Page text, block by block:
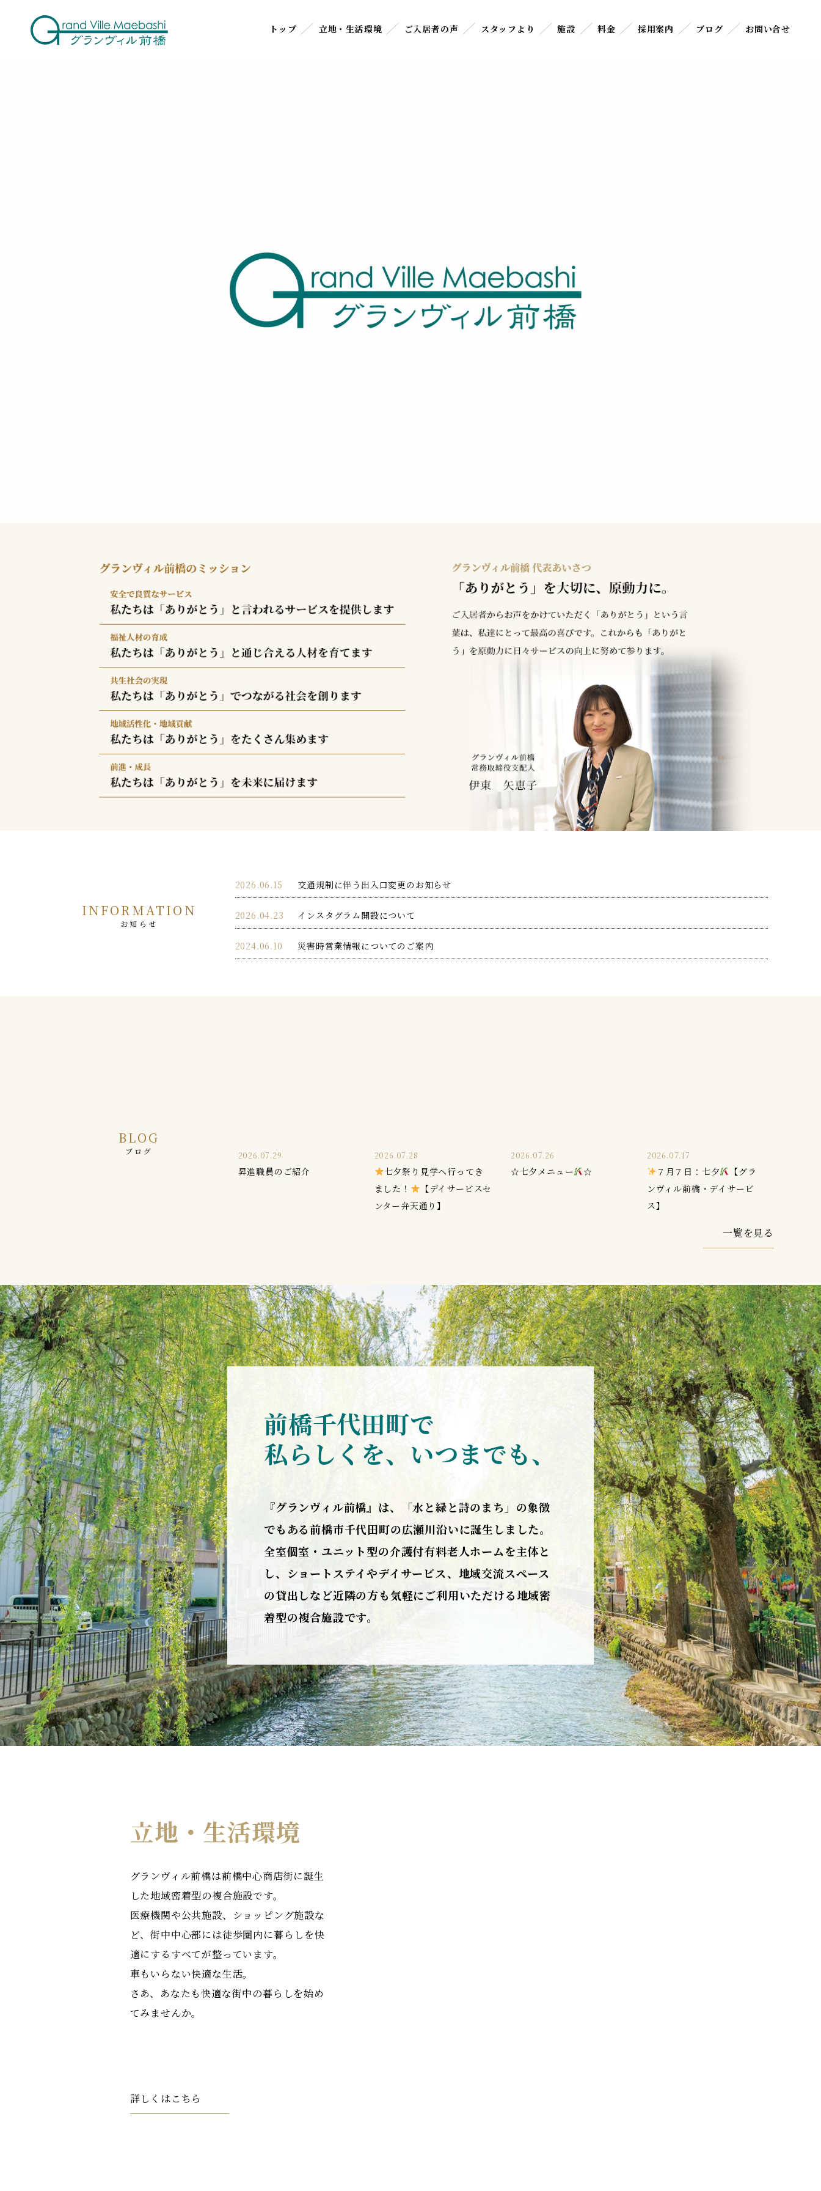
トップ 立地・生活環境 ご入居者の声 スタッフより 施設 料金 採用案内 ブログ お問い合せ
INFORMATION
お知らせ
2026.06.15 交通規制に伴う出入口変更のお知らせ
2026.04.23 インスタグラム開設について
2024.06.10 災害時営業情報についてのご案内
BLOG
ブログ 2026.07.29
昇進職員のご紹介
2026.07.28
七夕祭り見学へ行ってき
ました！
【デイサービスセ
ンター弁天通り】
2026.07.26
☆七夕メニュー ☆
2026.07.17
７月７日：七夕
【グラ
ンヴィル前橋・デイサービ
ス】
一覧を見る
前橋千代田町で
私らしくを、いつまでも、
『グランヴィル前橋』は、「水と緑と詩のまち」の象徴
でもある前橋市千代田町の広瀬川沿いに誕生しました。
全室個室・ユニット型の介護付有料老人ホームを主体と
し、ショートステイやデイサービス、地域交流スペース
の貸出しなど近隣の方も気軽にご利用いただける地域密
着型の複合施設です。
立地・生活環境
グランヴィル前橋は前橋中心商店街に誕生
した地域密着型の複合施設です。
医療機関や公共施設、ショッピング施設な
ど、街中中心部には徒歩圏内に暮らしを快
適にするすべてが整っています。
車もいらない快適な生活。
さあ、あなたも快適な街中の暮らしを始め
てみませんか。
詳しくはこちら